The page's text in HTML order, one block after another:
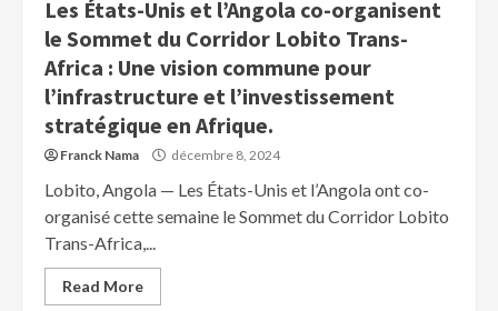
Les États-Unis et l’Angola co-organisent
le Sommet du Corridor Lobito Trans-
Africa : Une vision commune pour
l’infrastructure et l’investissement
stratégique en Afrique.
Franck Nama décembre 8, 2024
Lobito, Angola — Les États-Unis et l’Angola ont co-
organisé cette semaine le Sommet du Corridor Lobito
Trans-Africa,...
Read More